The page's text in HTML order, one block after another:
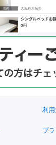
利
プ